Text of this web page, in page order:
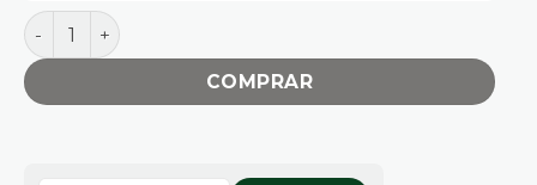
DEMAFIX KIT FIJACION PERFIL STD cantidad
COMPRAR